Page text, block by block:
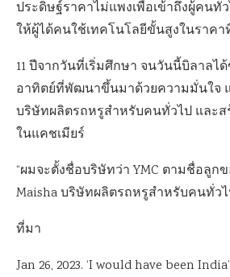
ประดิษฐ์ราคาไม่แพงเพื่อเข้าถึงผู้คนทั่
ให้ผู้ได้คนใช้เทคโนโลยีขั้นสูงในราคา
11 ปีจากวันที่เริ่มศึกษา จนวันนี้บิลาลไ
อาทิตย์ที่พัฒนาขึ้นมาด้วยความมั่นใจ
บริษัทผลิตรถหรูสำหรับคนทั่วไป และส
ในแคชเมียร์
“ผมจะตั้งชื่อบริษัทว่า YMC ตามชื่อลูกข
Maisha บริษัทผลิตรถหรูสำหรับคนทั่วไ
ที่มา
Jan 26, 2023. ‘I would have been